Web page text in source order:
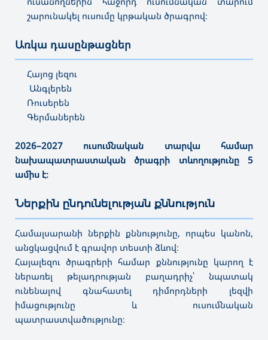
շարունակել ուսումը կրթական ծրագրով։
Առկա դասընթացներ
Հայոց լեզու
Անգլերեն
Ռուսերեն
Գերմաներեն
2026–2027 ուսումնական տարվա համար
նախապատրաստական ծրագրի տևողությունը 5
ամիս է։
Ներքին ընդունելության քննություն
Համալսարանի ներքին քննությունը, որպես կանոն,
անցկացվում է գրավոր տեստի ձևով։
Հայալեզու ծրագրերի համար քննությունը կարող է
ներառել թելադրության բաղադրիչ՝ նպատակ
ունենալով գնահատել դիմորդների լեզվի
իմացությունը և ուսումնական
պատրաստվածությունը։